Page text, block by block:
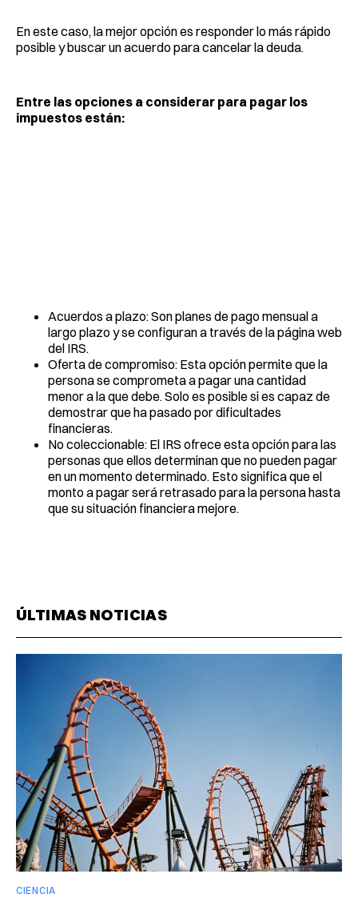
En este caso, la mejor opción es responder lo más rápido
posible y buscar un acuerdo para cancelar la deuda.
Entre las opciones a considerar para pagar los
impuestos están:
Acuerdos a plazo: Son planes de pago mensual a
largo plazo y se configuran a través de la página web
del IRS.
Oferta de compromiso: Esta opción permite que la
persona se comprometa a pagar una cantidad
menor a la que debe. Solo es posible si es capaz de
demostrar que ha pasado por dificultades
financieras.
No coleccionable: El IRS ofrece esta opción para las
personas que ellos determinan que no pueden pagar
en un momento determinado. Esto significa que el
monto a pagar será retrasado para la persona hasta
que su situación financiera mejore.
ÚLTIMAS NOTICIAS
CIENCIA